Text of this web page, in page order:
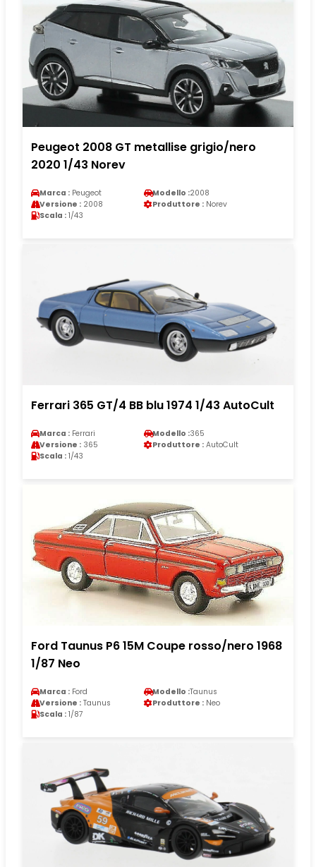
Peugeot 2008 GT metallise grigio/nero
2020 1/43 Norev
Marca : Peugeot Modello :2008
Versione : 2008 Produttore : Norev
Scala : 1/43
Ferrari 365 GT/4 BB blu 1974 1/43 AutoCult
Marca : Ferrari Modello :365
Versione : 365 Produttore : AutoCult
Scala : 1/43
Ford Taunus P6 15M Coupe rosso/nero 1968
1/87 Neo
Marca : Ford Modello :Taunus
Versione : Taunus Produttore : Neo
Scala : 1/87